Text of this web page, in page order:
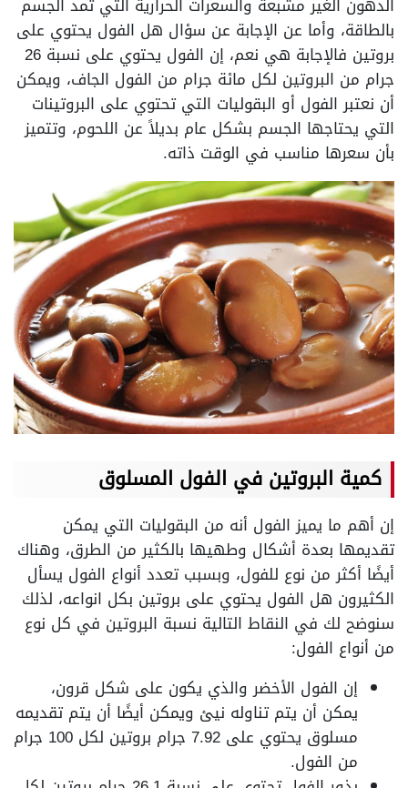
بالطاقة، وأما عن الإجابة عن سؤال هل الفول يحتوي على
بروتين فالإجابة هي نعم، إن الفول يحتوي على نسبة 26
جرام من البروتين لكل مائة جرام من الفول الجاف، ويمكن
أن نعتبر الفول أو البقوليات التي تحتوي على البروتينات
التي يحتاجها الجسم بشكل عام بديلاً عن اللحوم، وتتميز
بأن سعرها مناسب في الوقت ذاته.
كمية البروتين في الفول المسلوق
إن أهم ما يميز الفول أنه من البقوليات التي يمكن
تقديمها بعدة أشكال وطهيها بالكثير من الطرق، وهناك
أيضًا أكثر من نوع للفول، وبسبب تعدد أنواع الفول يسأل
الكثيرون هل الفول يحتوي على بروتين بكل انواعه، لذلك
سنوضح لك في النقاط التالية نسبة البروتين في كل نوع
من أنواع الفول:
إن الفول الأخضر والذي يكون على شكل قرون،
يمكن أن يتم تناوله نيئ ويمكن أيضًا أن يتم تقديمه
مسلوق يحتوي على 7.92 جرام بروتين لكل 100 جرام
من الفول.